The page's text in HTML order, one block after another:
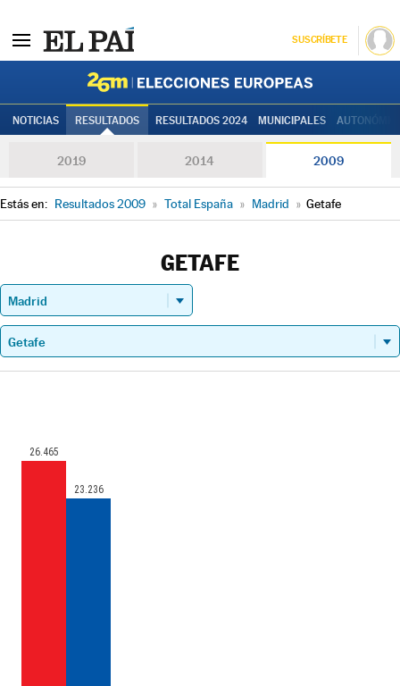
SUSCRÍBETE
NOTICIAS RESULTADOS RESULTADOS 2024 MUNICIPALES
2019 2014 2009
Estás en: Resultados 2009 » Total España » Madrid » Getafe
GETAFE
26.465
23.236